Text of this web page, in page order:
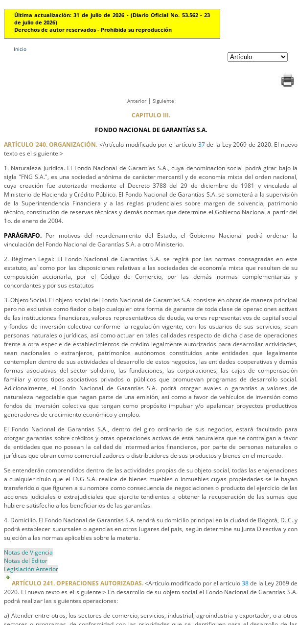
Última actualización: 31 de julio de 2026 - (Diario Oficial No. 53.562 - 23
de julio de 2026)
Derechos de autor reservados - Prohibida su reproducción
Inicio
Anterior | Siguiente
CAPITULO III.
FONDO NACIONAL DE GARANTÍAS S.A.
ARTÍCULO 240. ORGANIZACIÓN. <Artículo modificado por el artículo 37de la Ley 2069 de 2020. El nuevo
texto es el siguiente:>
1. Naturaleza Jurídica. El Fondo Nacional de Garantías S.A., cuya denominación social podrá girar bajo la
sigla "FNG S.A.", es una sociedad anónima de carácter mercantil y de economía mixta del orden nacional,
cuya creación fue autorizada mediante el Decreto 3788 del 29 de diciembre de 1981 y vinculada al
Ministerio de Hacienda y Crédito Público. El Fondo Nacional de Garantías S.A. se someterá a la supervisión
de la Superintendencia Financiera y a las reglas prudenciales sobre margen de solvencia, patrimonio
técnico, constitución de reservas técnicas y demás normas que determine el Gobierno Nacional a partir del
1o. de enero de 2004.
PARÁGRAFO. Por motivos del reordenamiento del Estado, el Gobierno Nacional podrá ordenar la
vinculación del Fondo Nacional de Garantías S.A. a otro Ministerio.
2. Régimen Legal: El Fondo Nacional de Garantías S.A. se regirá por las normas consagradas en este
estatuto, así como por las disposiciones relativas a las sociedades de economía mixta que resulten de su
composición accionarla, por el Código de Comercio, por las demás normas complementarias y
concordantes y por sus estatutos
3. Objeto Social. El objeto social del Fondo Nacional de Garantías S.A. consiste en obrar de manera principal
pero no exclusiva como fiador o bajo cualquier otra forma de garante de toda clase de operaciones activas
de las instituciones financieras, valores representativos de deuda, valores representativos de capital social
y fondos de inversión colectiva conforme la regulación vigente, con los usuarios de sus servicios, sean
personas naturales o jurídicas, así como actuar en tales calidades respecto de dicha clase de operaciones
frente a otra especie de establecimientos de crédito legalmente autorizados para desarrollar actividades,
sean nacionales o extranjeros, patrimonios autónomos constituidos ante entidades que legalmente
contemplen dentro de sus actividades el desarrollo de estos negocios, las entidades cooperativas y demás
formas asociativas del sector solidario, las fundaciones, las corporaciones, las cajas de compensación
familiar y otros tipos asociativos privados o públicos que promuevan programas de desarrollo social.
Adicionalmente, el Fondo Nacional de Garantías S.A. podrá otorgar avales o garantías a valores de
naturaleza negociable que hagan parte de una emisión, así como a favor de vehículos de inversión como
fondos de inversión colectiva que tengan como propósito impulsar y/o apalancar proyectos productivos
generadores de crecimiento económico y empleo.
El Fondo Nacional de Garantías S.A., dentro del giro ordinario de sus negocios, estará facultado para
otorgar garantías sobre créditos y otras operaciones activas de esta naturaleza que se contraigan a favor
de entidades que no posean la calidad de intermediarios financieros, por parte de personas naturales o
jurídicas que obran como comercializadores o distribuidores de sus productos y bienes en el mercado.
Se entenderán comprendidos dentro de las actividades propias de su objeto social, todas las enajenaciones
a cualquier título que el FNG S.A. realice de bienes muebles o inmuebles cuyas propiedades se le hayan
transferido o que figuren a su nombre como consecuencia de negociaciones o producto del ejercicio de las
acciones judiciales o extrajudiciales que ejercite tendientes a obtener la recuperación de las sumas que
hubiere satisfecho a los beneficiarios de las garantías.
4. Domicilio. El Fondo Nacional de Garantías S.A. tendrá su domicilio principal en la ciudad de Bogotá, D. C. y
podrá establecer sucursales o agencias en otros lugares del país, según determine su Junta Directiva y con
sujeción a las normas aplicables sobre la materia.
Notas de Vigencia
Notas del Editor
Legislación Anterior
ARTÍCULO 241. OPERACIONES AUTORIZADAS.<Artículo modificado por el artículo38de la Ley 2069 de
2020. El nuevo texto es el siguiente:> En desarrollo de su objeto social el Fondo Nacional de Garantías S.A.
podrá realizar las siguientes operaciones:
a) Atender entre otros, los sectores de comercio, servicios, industrial, agroindustria y exportador, o a otros